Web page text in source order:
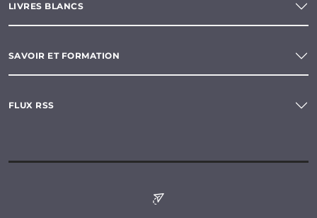
LIVRES BLANCS
SAVOIR ET FORMATION
FLUX RSS